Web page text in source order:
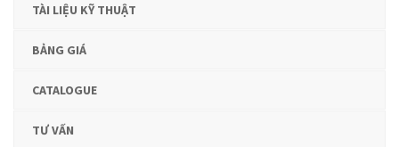
TÀI LIỆU KỸ THUẬT
BẢNG GIÁ
CATALOGUE
TƯ VẤN